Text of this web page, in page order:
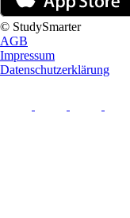
© StudySmarter
AGB
Impressum
Datenschutzerklärung